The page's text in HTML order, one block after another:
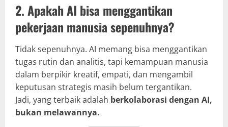
2. Apakah AI bisa menggantikan
pekerjaan manusia sepenuhnya?
Tidak sepenuhnya. AI memang bisa menggantikan
tugas rutin dan analitis, tapi kemampuan manusia
dalam berpikir kreatif, empati, dan mengambil
keputusan strategis masih belum tergantikan.
Jadi, yang terbaik adalah berkolaborasi dengan AI,
bukan melawannya.